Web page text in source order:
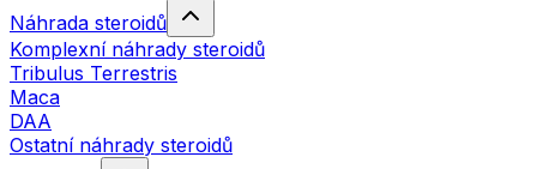
Náhrada steroidů
Komplexní náhrady steroidů
Tribulus Terrestris
Maca
DAA
Ostatní náhrady steroidů